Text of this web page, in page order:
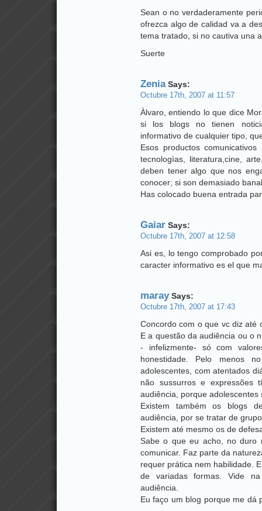
Sean o no verdaderamente
ofrezca algo de calidad va a
tema tratado, si no cautiva una
Suerte
ZeniaSays:
Octubre 17th, 2007 at 11:57
Àlvaro, entiendo lo que dice
si los blogs no tienen
informativo de cualquier tipo,
Esos productos
tecnologìas, literatura,cine,
deben tener algo que nos
conocer; si son demasiado
Has colocado buena entrada
Gaiar Says:
Octubre 17th, 2007 at 12:58
Asi es, lo tengo comprobado
caracter informativo es el que
maraySays:
Octubre 17th, 2007 at 17:43
Concordo com o que vc diz até
E a questão da audiência ou o
- infelizmente- só com
honestidade. Pelo menos
adolescentes, com atentados
não sussurros e expressões
audiência, porque
Existem também os blogs
audiência, por se tratar de
Existem até mesmo os de
Sabe o que eu acho, no duro
comunicar. Faz parte da
requer prática nem habilidade.
de variadas formas. Vide
audiência.
Eu faço um blog porque me dá